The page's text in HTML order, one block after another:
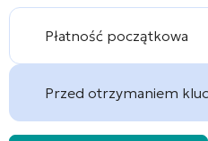
Płatność początkowa
Przed otrzymaniem